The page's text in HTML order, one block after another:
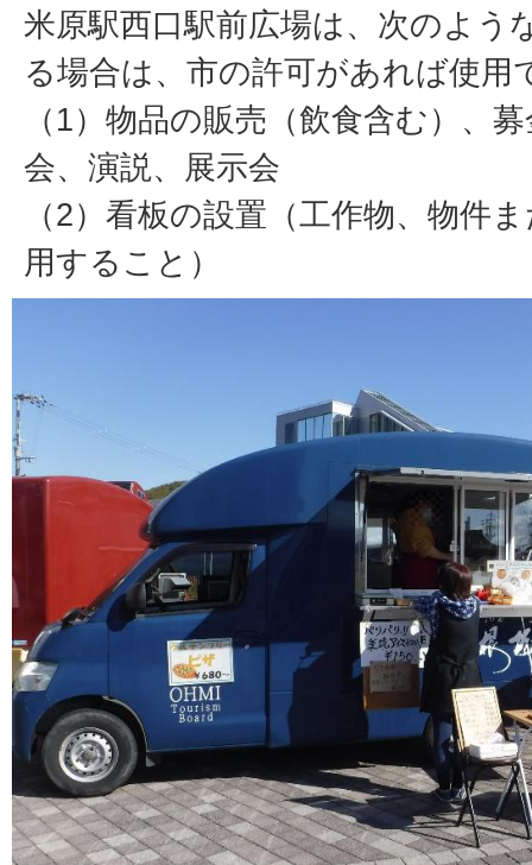
米原駅西口駅前広場は、次のよう
る場合は、市の許可があれば使用
（1）物品の販売（飲食含む）、
会、演説、展示会
（2）看板の設置（工作物、物件
用すること）